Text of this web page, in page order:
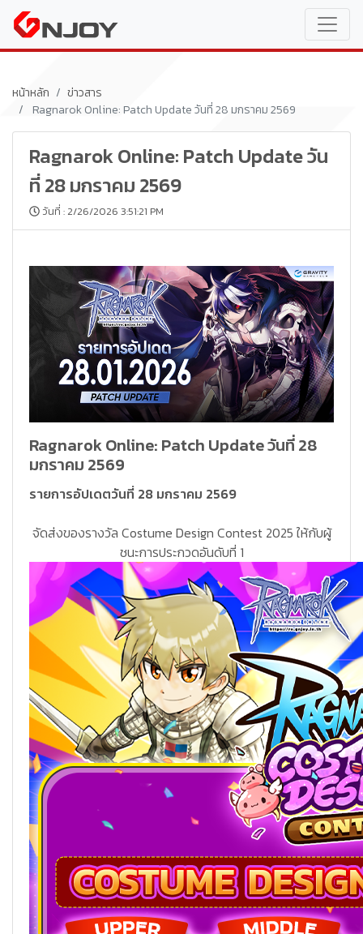
หน้าหลัก
ข่าวสาร
Ragnarok Online: Patch Update วันที่ 28 มกราคม 2569
Ragnarok Online: Patch Update วัน
ที่ 28 มกราคม 2569
วันที่ : 2/26/2026 3:51:21 PM
Ragnarok Online: Patch Update วันที่ 28
มกราคม 2569
รายการอัปเดตวันที่ 28 มกราคม 2569
จัดส่งของรางวัล Costume Design Contest 2025 ให้กับผู้
ชนะการประกวดอันดับที่ 1